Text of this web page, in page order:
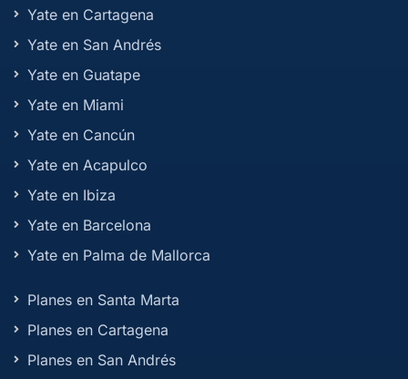
Yate en Cartagena
Yate en San Andrés
Yate en Guatape
Yate en Miami
Yate en Cancún
Yate en Acapulco
Yate en Ibiza
Yate en Barcelona
Yate en Palma de Mallorca
Planes en Santa Marta
Planes en Cartagena
Planes en San Andrés